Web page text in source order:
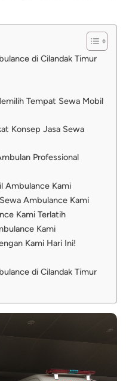
di Cilandak Timur
Tempat Sewa Mobil
Konsep Jasa Sewa
Professional
Ambulance Kami
Ambulance Kami
Kami Terlatih
Kami
Kami Hari Ini!
di Cilandak Timur